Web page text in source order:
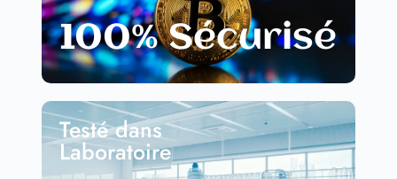
100% Sécurisé
Testé dans
Laboratoire